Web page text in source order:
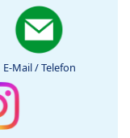
E-Mail / Telefon